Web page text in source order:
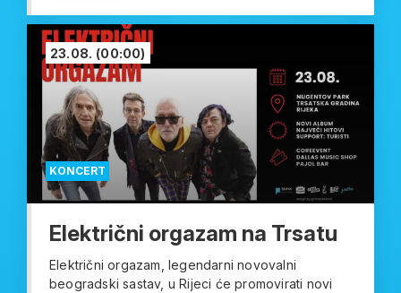
KONCERT
23.08. (00:00)
Električni orgazam na Trsatu
Električni orgazam, legendarni novovalni
beogradski sastav, u Rijeci će promovirati novi